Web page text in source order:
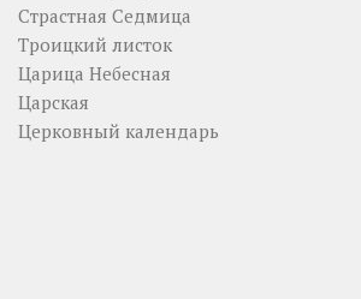
Страстная Седмица
Троицкий листок
Царица Небесная
Царская
Церковный календарь